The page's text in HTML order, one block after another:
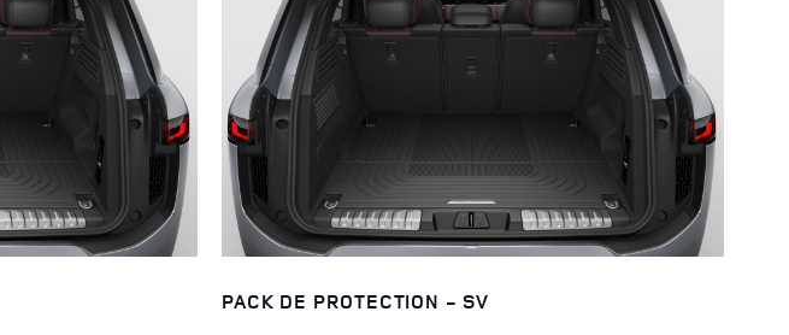
PACK DE PROTECTION - SV